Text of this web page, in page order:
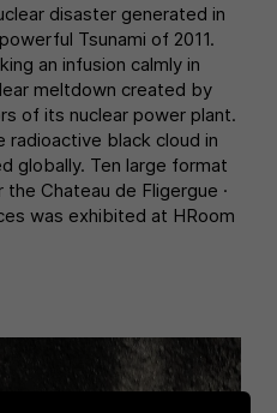
disaster generated in
Tsunami of 2011.
an infusion calmly in
meltdown created by
of its nuclear power plant.
radioactive black cloud in
globally. Ten large format
Chateau de Fligergue ·
was exhibited at HRoom